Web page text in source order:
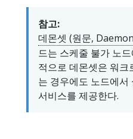
참고:
데몬셋 (원문,
드는 스케줄 불가 노
적으로 데몬셋은 워
는 경우에도 노드에서
서비스를 제공한다.